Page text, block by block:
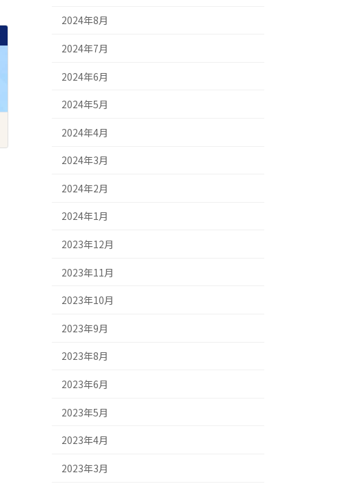
2024年8月
2024年7月
2024年6月
2024年5月
2024年4月
2024年3月
2024年2月
2024年1月
2023年12月
2023年11月
2023年10月
2023年9月
2023年8月
2023年6月
2023年5月
2023年4月
2023年3月